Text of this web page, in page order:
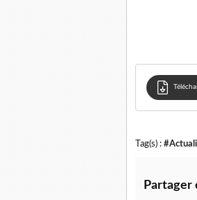
Tag(s) :
Partager